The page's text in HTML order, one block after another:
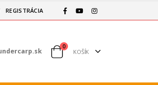
REGISTRÁCIA
0
KOŠÍK